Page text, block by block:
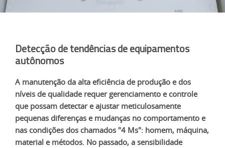
Detecção de tendências de equipamentos
autônomos
A manutenção da alta eficiência de produção e dos
níveis de qualidade requer gerenciamento e controle
que possam detectar e ajustar meticulosamente
pequenas diferenças e mudanças no comportamento e
nas condições dos chamados "4 Ms": homem, máquina,
material e métodos. No passado, a sensibilidade